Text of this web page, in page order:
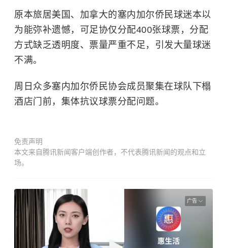
原本旅居美国、加拿大的塞内加尔侨民球迷本以
为能弥补遗憾，可足协仅分配400张球票，分配
方式缺乏透明度、票量严重不足，引发大量球迷
不满。
周日众多塞内加尔侨民协会成员聚集在球队下榻
酒店门前，集体抗议球票分配问题。
免责声明
本文来自腾讯新闻客户端创作者，不代表腾讯新闻的观点和立
场。
广告